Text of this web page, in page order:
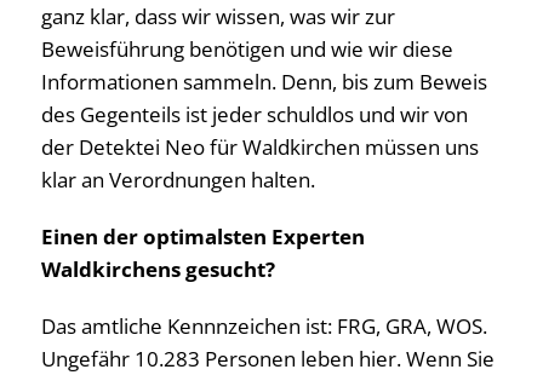
ganz klar, dass wir wissen, was wir zur
Beweisführung benötigen und wie wir diese
Informationen sammeln. Denn, bis zum Beweis
des Gegenteils ist jeder schuldlos und wir von
der Detektei Neo für Waldkirchen müssen uns
klar an Verordnungen halten.
Einen der optimalsten Experten
Waldkirchens gesucht?
Das amtliche Kennnzeichen ist: FRG, GRA, WOS.
Ungefähr 10.283 Personen leben hier. Wenn Sie